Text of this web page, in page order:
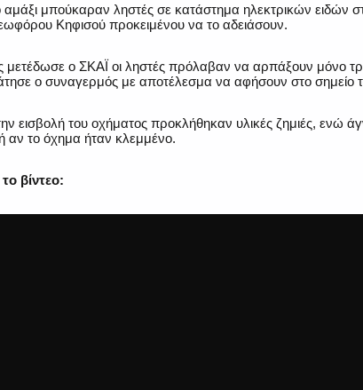
αμάξι μπούκαραν ληστές σε κατάστημα ηλεκτρικών ειδών
Κηφισού προκειμένου να το αδειάσουν.
ο ΣΚΑΪ οι ληστές πρόλαβαν να αρπάξουν μόνο
ο συναγερμός με αποτέλεσμα να αφήσουν στο σημείο
εισβολή του οχήματος προκλήθηκαν υλικές ζημιές, ενώ
αν το όχημα ήταν κλεμμένο.
το βίντεο: